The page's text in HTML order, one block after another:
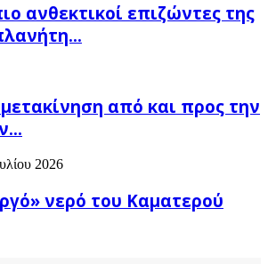
ανθεκτικοί επιζώντες της
από και προς την
2026
νερό του Καματερού